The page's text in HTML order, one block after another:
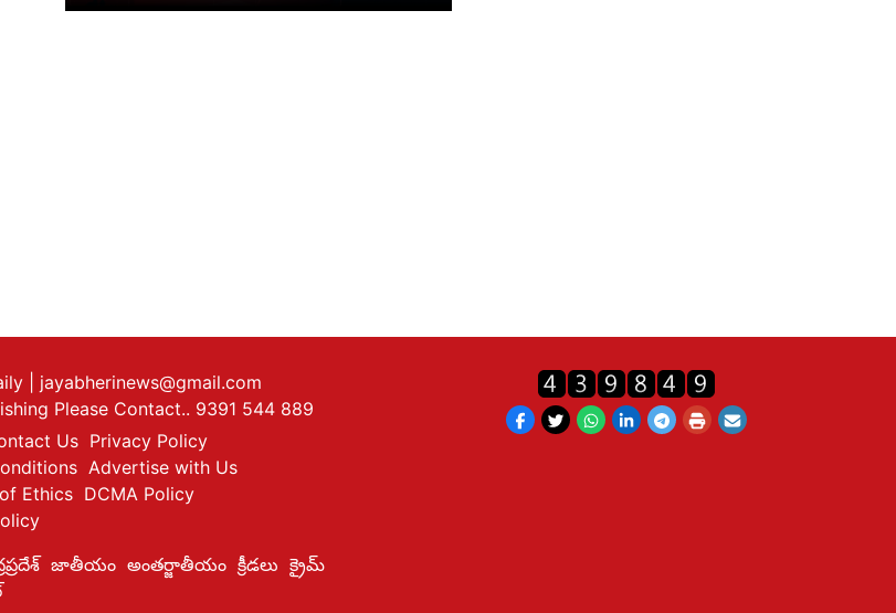
| jayabherinews@gmail.com
Please Contact.. 9391 544 889
Us Privacy Policy
Advertise with Us
Ethics DCMA Policy
జాతీయం అంతర్జాతీయం క్రీడలు క్రైమ్